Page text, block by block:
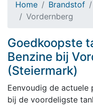
Home Brandstof
Vordernberg
Goedkoopste
Benzine bij
(Steiermark)
Eenvoudig de actuele
bij de voordeligste